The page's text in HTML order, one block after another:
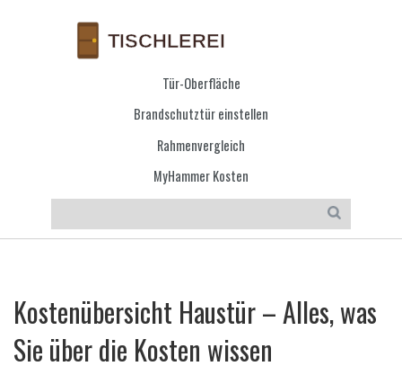
Tür-Oberfläche
Brandschutztür einstellen
Rahmenvergleich
MyHammer Kosten
Kostenübersicht Haustür – Alles, was
Sie über die Kosten wissen